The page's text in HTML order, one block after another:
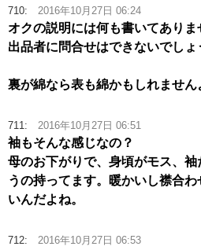
710: 2016年10月27日 06:24
オクの説明には何も書いてありま
出品者に問合せはできないでしょ
裏が綿なら表も綿かもしれません
711: 2016年10月27日 06:51
袖もそんな感じなの？
母のお下がりで、身頃がモス、
うの持ってます。暖かいし襟合
いんだよね。
712: 2016年10月27日 06:53